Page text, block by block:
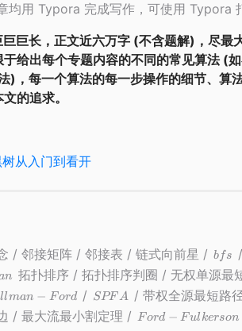
均用 Typora 完成写作，可使用 Typora
巨巨长，正文近六万字 (不含题解)，尽
于给出每个专题内容的不同的常见算法
)，每一个算法的每一步操作的细节、算
的追求。
从入门到看开
/ 邻接矩阵 / 邻接表 / 链式向前星 / bfs /
拓扑排序 / 拓扑排序判圈 / 无权单源最
llman − F ord / SPF A / 带权全源最短路
/ 最大流最小割定理 / Ford − F ul kerson